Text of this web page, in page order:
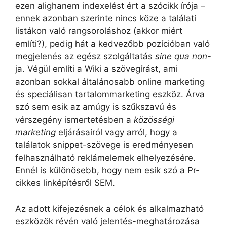
ezen alighanem indexelést ért a szócikk írója –
ennek azonban szerinte nincs köze a találati
listákon való rangsoroláshoz (akkor miért
említi?), pedig hát a kedvezőbb pozícióban való
megjelenés az egész szolgáltatás sine qua non-
ja. Végül említi a Wiki a szövegírást, ami
azonban sokkal általánosabb online marketing
és speciálisan tartalommarketing eszköz. Árva
szó sem esik az amúgy is szűkszavú és
vérszegény ismertetésben a közösségi
marketing eljárásairól vagy arról, hogy a
találatok snippet-szövege is eredményesen
felhasználható reklámelemek elhelyezésére.
Ennél is különösebb, hogy nem esik szó a Pr-
cikkes linképítésről SEM.
Az adott kifejezésnek a célok és alkalmazható
eszközök révén való jelentés-meghatározása